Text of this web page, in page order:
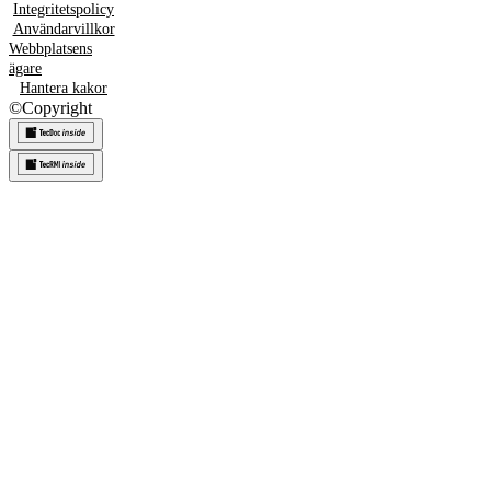
Integritetspolicy
Användarvillkor
Webbplatsens
ägare
Hantera kakor
©Copyright